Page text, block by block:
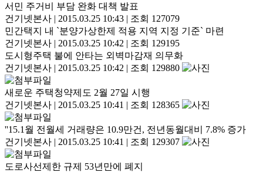
서민 주거비 부담 완화 대책 발표
건기넷본사 | 2015.03.25 10:43 | 조회 127079
민간택지 내 `분양가상한제 적용 지역 지정 기준` 마련
건기넷본사 | 2015.03.25 10:42 | 조회 129195
도시형주택 불에 안타는 외벽마감재 의무화
건기넷본사 | 2015.03.25 10:42 | 조회 129880
새로운 주택청약제도 2월 27일 시행
건기넷본사 | 2015.03.25 10:41 | 조회 128365
''15.1월 전월세 거래량은 10.9만건, 전년동월대비 7.8% 증가
건기넷본사 | 2015.03.25 10:41 | 조회 129307
도로사선제한 규제 53년만에 폐지